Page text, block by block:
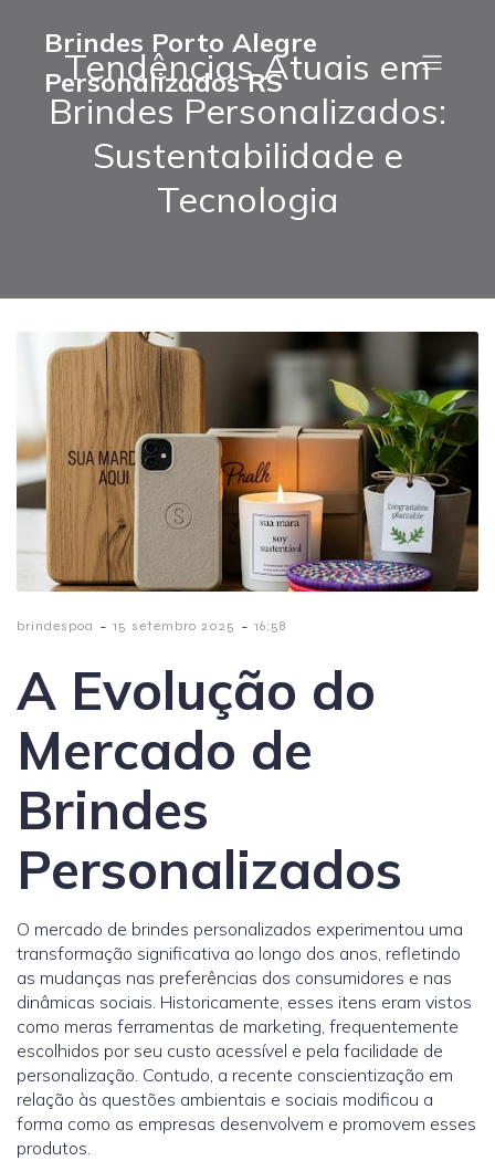
Brindes Porto Alegre
Personalizados RS
Tendências Atuais em
Brindes Personalizados:
Sustentabilidade e
Tecnologia
brindespoa - 15 setembro 2025 - 16:58
A Evolução do
Mercado de
Brindes
Personalizados
O mercado de brindes personalizados experimentou uma
transformação significativa ao longo dos anos, refletindo
as mudanças nas preferências dos consumidores e nas
dinâmicas sociais. Historicamente, esses itens eram vistos
como meras ferramentas de marketing, frequentemente
escolhidos por seu custo acessível e pela facilidade de
personalização. Contudo, a recente conscientização em
relação às questões ambientais e sociais modificou a
forma como as empresas desenvolvem e promovem esses
produtos.